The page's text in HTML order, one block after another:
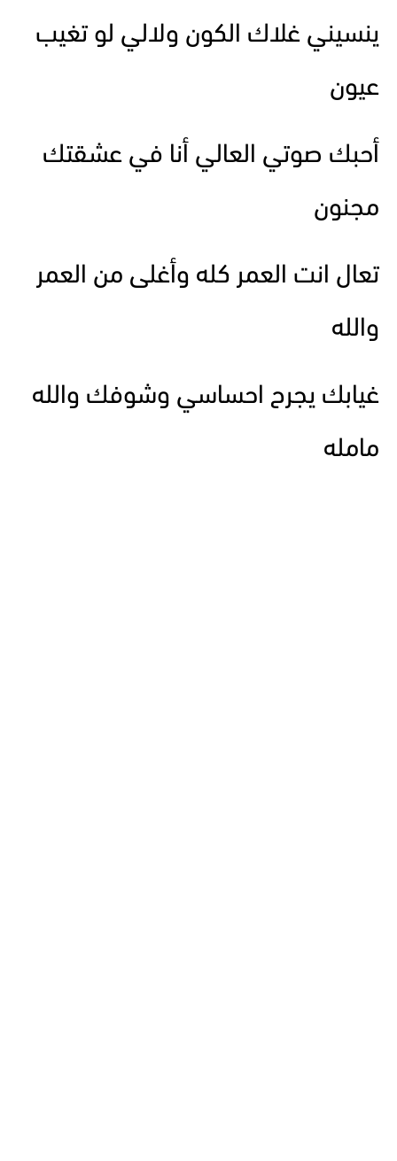
ينسيني غلاك الكون ولالي لو تغيب
عيون
أحبك صوتي العالي أنا في عشقتك
مجنون
تعال انت العمر كله وأغلى من العمر
والله
غيابك يجرح احساسي وشوفك والله
مامله